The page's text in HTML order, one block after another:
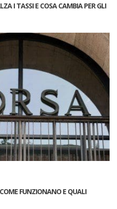
I TASSI E COSA CAMBIA PER GLI
FUNZIONANO E QUALI